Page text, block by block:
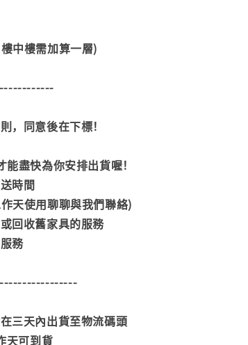
中樓需加算一層)
，同意後在下標！
盡快為你安排出貨喔！
時間
天使用聊聊與我們聯絡)
回收舊家具的服務
務
三天內出貨至物流碼頭
天可到貨